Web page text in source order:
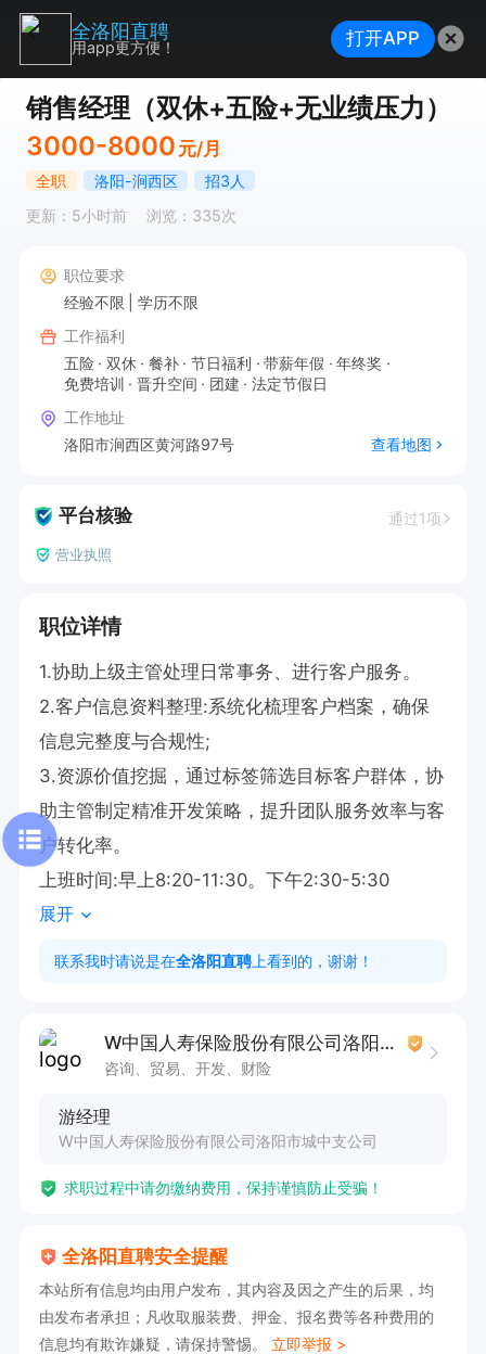
销售经理（双休+五险+无业绩压力）
3000-8000 元/月
全职 洛阳-涧西区
招3人
更新：5小时前
浏览：335次
职位要求
经验不限
学历不限
工作福利
五险
双休 餐补 节日福利 带薪年假
年终奖
免费培训
晋升空间 团建
法定节假日
工作地址
洛阳市涧西区黄河路97号
查看地图
平台核验 通过1项
营业执照
职位详情
1.协助上级主管处理日常事务、进行客户服务。
2.客户信息资料整理:系统化梳理客户档案，确保
信息完整度与合规性;
3.资源价值挖掘，通过标签筛选目标客户群体，协
助主管制定精准开发策略，提升团队服务效率与客
户转化率。
上班时间:早上8:20-11:30。下午2:30-5:30
展开
联系我时请说是在全洛阳直聘 上看到的，谢谢！
W中国人寿保险股份有限公司洛阳市城中支公司
咨询、贸易、开发、财险
游经理
W中国人寿保险股份有限公司洛阳市城中支公司
求职过程中请勿缴纳费用，保持谨慎防止受骗！
全洛阳直聘安全提醒
本站所有信息均由用户发布，其内容及因之产生的后果，均
由发布者承担；凡收取服装费、押金、报名费等各种费用的
信息均有欺诈嫌疑，请保持警惕。 立即举报 >
全洛阳直聘
用app更方便！ 打开APP